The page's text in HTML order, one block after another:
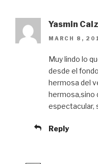
Yasmin
MARCH 8,
Muy lindo lo
desde el
hermosa del
hermosa,sino
espectacular,
Reply